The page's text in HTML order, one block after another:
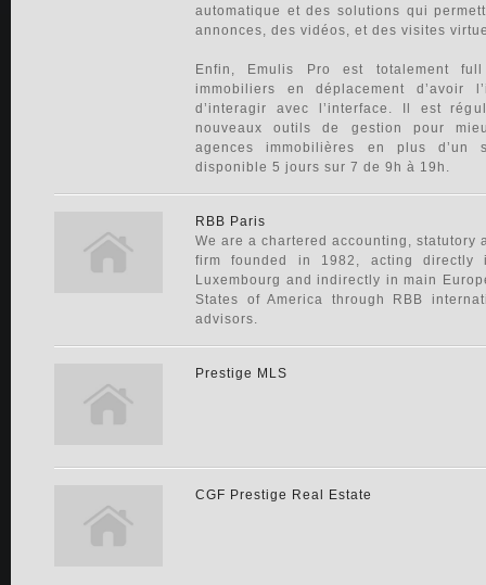
automatique et des solutions qui
annonces, des vidéos, et des visites
Enfin, Emulis Pro est totalement
immobiliers en déplacement d’avoir
d’interagir avec l’interface. Il est
nouveaux outils de gestion pour
agences immobilières en plus d’un
disponible 5 jours sur 7 de 9h à 19h.
RBB Paris
We are a chartered accounting, statutory
firm founded in 1982, acting directly
Luxembourg and indirectly in main
States of America through RBB
advisors.
Prestige MLS
CGF Prestige Real Estate